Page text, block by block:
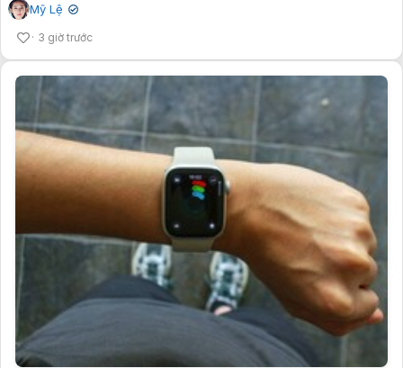
Mỹ Lệ ✔
3 giờ trước